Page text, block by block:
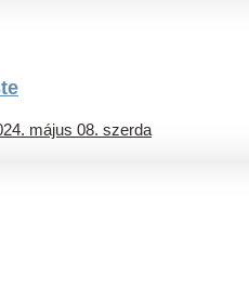
május 08. szerda